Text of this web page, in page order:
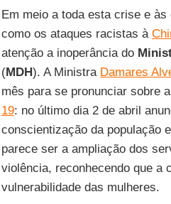
Em meio a toda esta crise e
como os ataques racistas à
atenção a inoperância do
(MDH). A Ministra Damares
mês para se pronunciar sobre
19: no último dia 2 de abril
conscientização da população
parece ser a ampliação dos
violência, reconhecendo que a
vulnerabilidade das mulheres.